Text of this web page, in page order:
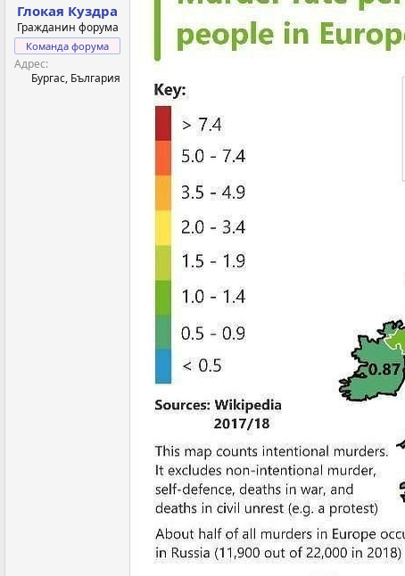
Глокая Куздра
Гражданин форума
Команда форума
Адрес
Бургас, България